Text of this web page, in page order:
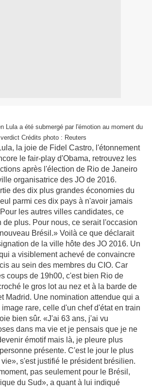
Lula a été submergé par l'émotion au moment du
verdict Crédits photo : Reuters
la joie de Fidel Castro, l'étonnement
le fair-play d'Obama, retrouvez les
après l'élection de Rio de Janeiro
organisatrice des JO de 2016.
des dix plus grandes économies du
parmi ces dix pays à n'avoir jamais
les autres villes candidates, ce
de plus. Pour nous, ce serait l'occasion
Brésil.» Voilà ce que déclarait
de la ville hôte des JO 2016. Un
a visiblement achevé de convaincre
au sein des membres du CIO. Car
coups de 19h00, c'est bien Rio de
le gros lot au nez et à la barde de
Madrid. Une nomination attendue qui a
rare, celle d'un chef d'état en train
bien sûr. «J'ai 63 ans, j'ai vu
dans ma vie et je pensais que je ne
émotif mais là, je pleure plus
présente. C'est le jour le plus
s'est justifié le président brésilien.
pas seulement pour le Brésil,
du Sud», a quant à lui indiqué